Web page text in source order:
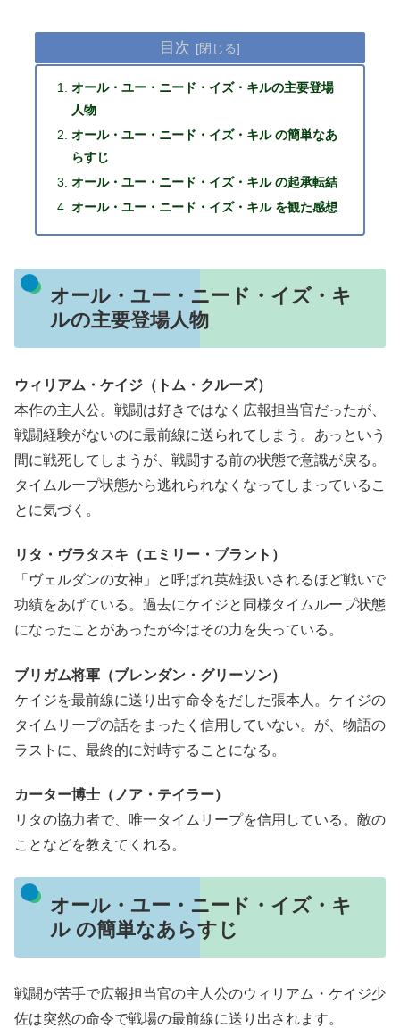
目次
オール・ユー・ニード・イズ・キルの主要登場
人物
オール・ユー・ニード・イズ・キル の簡単なあ
らすじ
オール・ユー・ニード・イズ・キル の起承転結
オール・ユー・ニード・イズ・キル を観た感想
オール・ユー・ニード・イズ・キ
ルの主要登場人物
ウィリアム・ケイジ（トム・クルーズ）
本作の主人公。戦闘は好きではなく広報担当官だったが、
戦闘経験がないのに最前線に送られてしまう。あっという
間に戦死してしまうが、戦闘する前の状態で意識が戻る。
タイムループ状態から逃れられなくなってしまっているこ
とに気づく。
リタ・ヴラタスキ（エミリー・ブラント）
「ヴェルダンの女神」と呼ばれ英雄扱いされるほど戦いで
功績をあげている。過去にケイジと同様タイムループ状態
になったことがあったが今はその力を失っている。
ブリガム将軍（ブレンダン・グリーソン）
ケイジを最前線に送り出す命令をだした張本人。ケイジの
タイムリープの話をまったく信用していない。が、物語の
ラストに、最終的に対峙することになる。
カーター博士（ノア・テイラー）
リタの協力者で、唯一タイムリープを信用している。敵の
ことなどを教えてくれる。
オール・ユー・ニード・イズ・キ
ル の簡単なあらすじ
戦闘が苦手で広報担当官の主人公のウィリアム・ケイジ少
佐は突然の命令で戦場の最前線に送り出されます。